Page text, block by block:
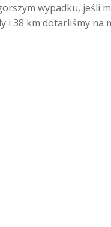
wypadku, jeśli
i 38 km dotarliśmy na